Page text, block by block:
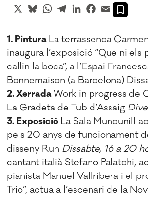
X BlueskyWhatsApp
TelegramLinkedInFacebook
Email
1. Pintura La terrassenca
inaugura l’exposició “Que ni els
callin la boca”, a l’Espai
Bonnemaison (a Barcelona)
2. XerradaWork in progress de
La Gradeta de Tub d’Assaig
3. Exposició La Sala Muncunill
pels 20 anys de funcionament
disseny Run Dissabte, 16 a 20
cantant italià Stefano Palatchi,
pianista Manuel Vallribera i el
Trio”, actua a l’escenari de la